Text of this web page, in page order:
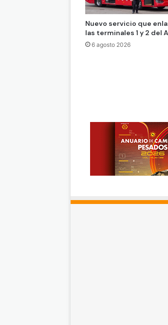
Nuevo servicio que
las terminales 1 y 2 del
6 agosto 2026